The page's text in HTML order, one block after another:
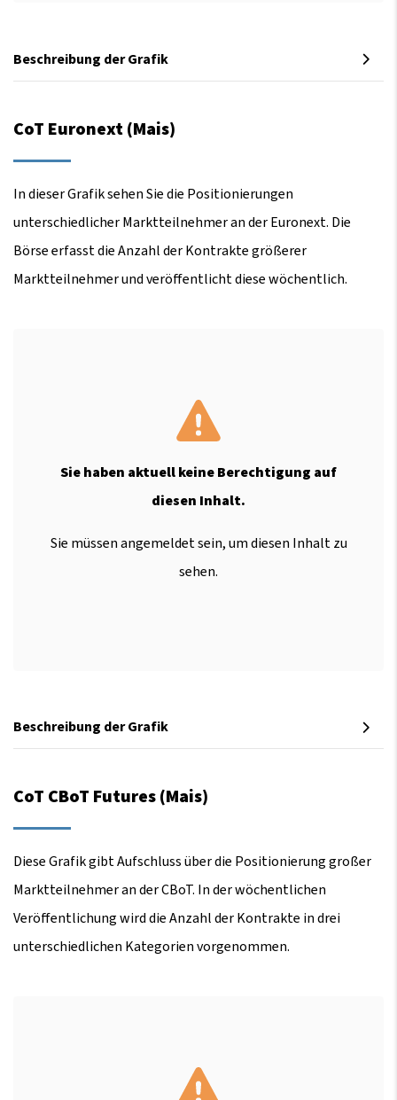
Beschreibung der Grafik
CoT Euronext (Mais)
In dieser Grafik sehen Sie die Positionierungen
unterschiedlicher Marktteilnehmer an der Euronext. Die
Börse erfasst die Anzahl der Kontrakte größerer
Marktteilnehmer und veröffentlicht diese wöchentlich.
Sie haben aktuell keine Berechtigung auf
diesen Inhalt.
Sie müssen angemeldet sein, um diesen Inhalt zu
sehen.
Beschreibung der Grafik
CoT CBoT Futures (Mais)
Diese Grafik gibt Aufschluss über die Positionierung großer
Marktteilnehmer an der CBoT. In der wöchentlichen
Veröffentlichung wird die Anzahl der Kontrakte in drei
unterschiedlichen Kategorien vorgenommen.